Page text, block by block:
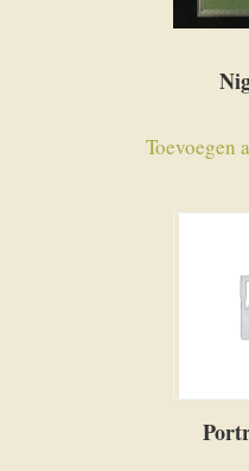
Toevoegen